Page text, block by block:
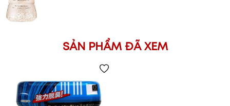
SẢN PHẨM ĐÃ XEM